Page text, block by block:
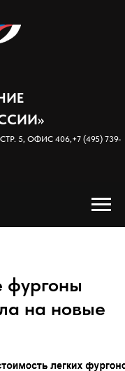
5, ОФИС 406,+7 (495) 739-
фургоны
на новые